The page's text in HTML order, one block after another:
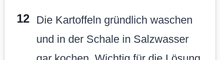
Die Kartoffeln gründlich waschen
und in der Schale in Salzwasser